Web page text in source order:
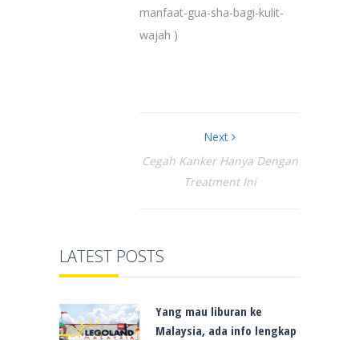
LATEST POSTS
Yang mau liburan ke
Malaysia, ada info lengkap
manfaat-gua-sha-bagi-kulit-
wajah )
Next
Cegah Kanker Hanya Dengan
Treatment Ini